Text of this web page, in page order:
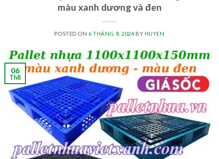
màu xanh dương và đen
POSTED ON 6 THÁNG 8, 2024BY HUYEN
06
Th8